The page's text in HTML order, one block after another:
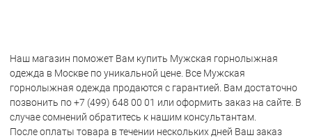
Наш магазин поможет Вам купить Мужская горнолыжная
одежда в Москве по уникальной цене. Все Мужская
горнолыжная одежда продаются с гарантией. Вам достаточно
позвонить по +7 (499) 648 00 01 или оформить заказ на сайте. В
случае сомнений обратитесь к нашим консультантам.
После оплаты товара в течении нескольких дней Ваш заказ